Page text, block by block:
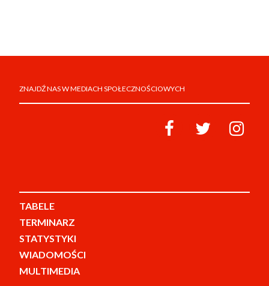
ZNAJDŹ NAS W MEDIACH SPOŁECZNOŚCIOWYCH
TABELE
TERMINARZ
STATYSTYKI
WIADOMOŚCI
MULTIMEDIA